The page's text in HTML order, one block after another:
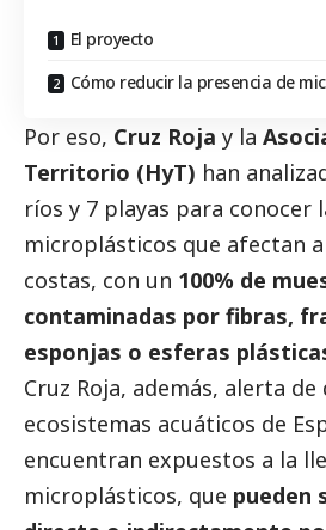
El proyecto
Cómo reducir la presencia de
Por eso, Cruz Roja y la
Territorio (HyT) han
ríos y 7 playas para conocer
microplásticos que afectan
costas, con un 100% de
contaminadas por fibras,
esponjas o esferas
Cruz Roja, además, alerta
ecosistemas acuáticos de
encuentran expuestos a la
microplásticos, que pueden